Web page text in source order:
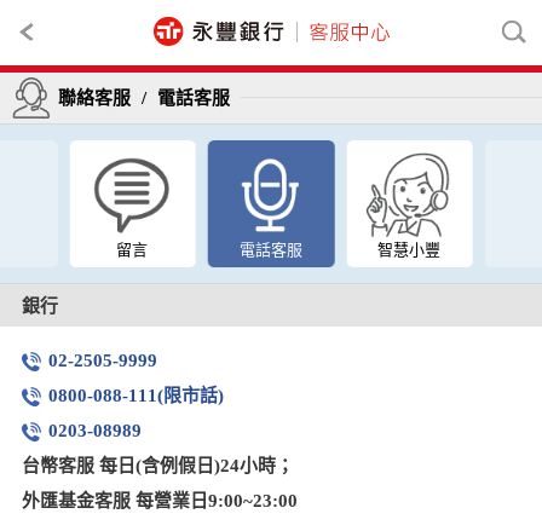
聯絡客服 / 電話客服
留言 電話客服 智慧小豐
銀行
02-2505-9999
0800-088-111(限市話)
0203-08989
台幣客服 每日(含例假日)24小時；
外匯基金客服 每營業日9:00~23:00